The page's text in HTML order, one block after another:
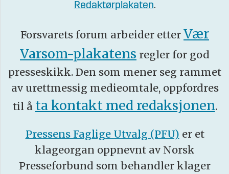
Redaktørplakaten.
Forsvarets forum arbeider etter Vær
Varsom-plakatens regler for god
presseskikk. Den som mener seg rammet
av urettmessig medieomtale, oppfordres
til å ta kontakt med redaksjonen.
Pressens Faglige Utvalg (PFU) er et
klageorgan oppnevnt av Norsk
Presseforbund som behandler klager